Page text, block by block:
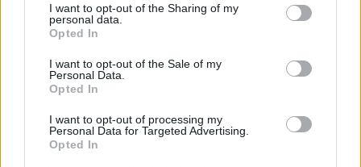
I want to opt-out of the Sharing of my
personal data.
Opted In
I want to opt-out of the Sale of my
Personal Data.
Opted In
I want to opt-out of processing my
Personal Data for Targeted Advertising.
Opted In
Η «think tank των πούρων»!
02/07/2026 08:55